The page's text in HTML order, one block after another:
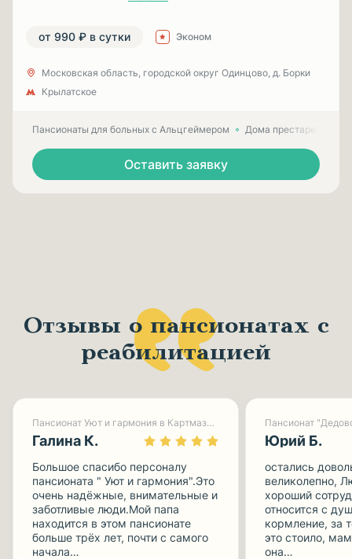
от 990 ₽ в сутки Эконом
Московская область, городской округ Одинцово, д. Борки
Крылатское
Пансионаты для больных с Альцгеймером Дома престарелых
Оставить заявку
Отзывы о пансионатах с
реабилитацией
Пансионат Уют и гармония в Картмазово-1
Галина К.
Большое спасибо персоналу
пансионата " Уют и гармония".Это
очень надёжные, внимательные и
заботливые люди.Мой папа
находится в этом пансионате
больше трёх лет, почти с самого
начала…
Пансионат
Юрий Б.
остались
великолепно,
хороший
относится с
кормление, за
это стоило,
она…